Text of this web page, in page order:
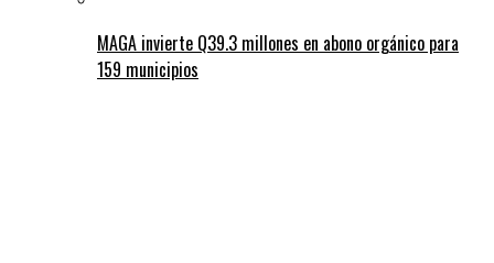
MAGA invierte Q39.3 millones en abono orgánico para
159 municipios